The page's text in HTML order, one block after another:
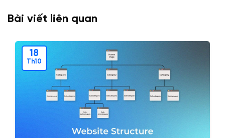
Bài viết liên quan
18
Th10